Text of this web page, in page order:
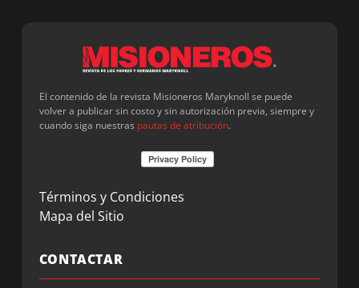
El contenido de la revista Misioneros Maryknoll se puede
volver a publicar sin costo y sin autorización previa, siempre y
cuando siga nuestras pautas de atribución.
Términos y Condiciones
Mapa del Sitio
CONTACTAR